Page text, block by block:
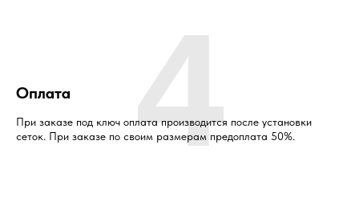
Оплата
При заказе под ключ оплата производится после установки
сеток. При заказе по своим размерам предоплата 50%.
4